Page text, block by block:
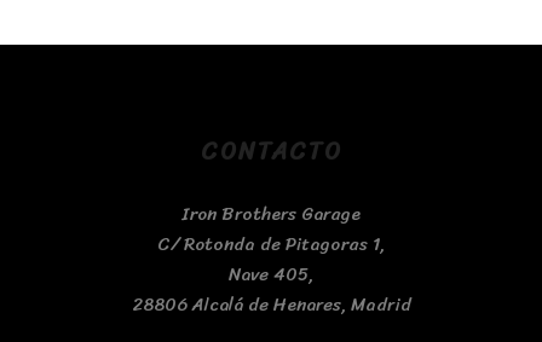
CONTACTO
Iron Brothers Garage
C/ Rotonda de Pitagoras 1,
Nave 405,
28806 Alcalá de Henares, Madrid